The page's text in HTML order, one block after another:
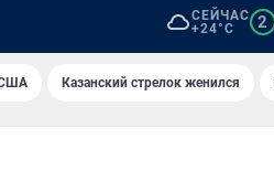
СЕЙЧАС
+24°C
2
США Казанский стрелок женился